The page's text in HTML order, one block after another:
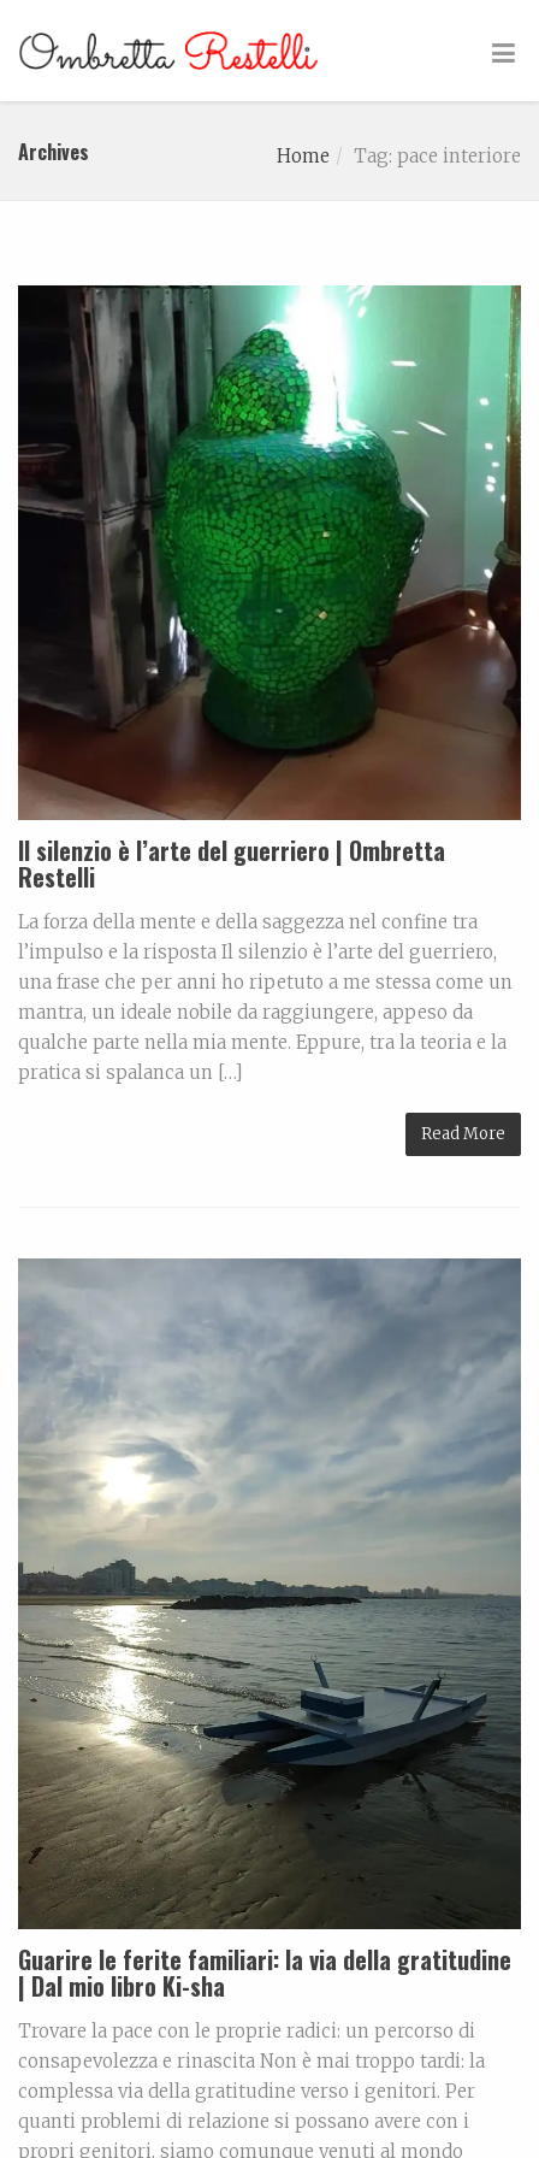
Archives Home Tag: pace interiore
Il silenzio è l’arte del guerriero | Ombretta
Restelli
La forza della mente e della saggezza nel confine tra
l’impulso e la risposta Il silenzio è l’arte del guerriero,
una frase che per anni ho ripetuto a me stessa come un
mantra, un ideale nobile da raggiungere, appeso da
qualche parte nella mia mente. Eppure, tra la teoria e la
pratica si spalanca un […]
Read More
Guarire le ferite familiari: la via della gratitudine
| Dal mio libro Ki-sha
Trovare la pace con le proprie radici: un percorso di
consapevolezza e rinascita Non è mai troppo tardi: la
complessa via della gratitudine verso i genitori. Per
quanti problemi di relazione si possano avere con i
propri genitori, siamo comunque venuti al mondo